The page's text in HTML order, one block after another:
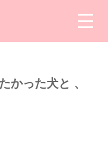
かった犬と 、